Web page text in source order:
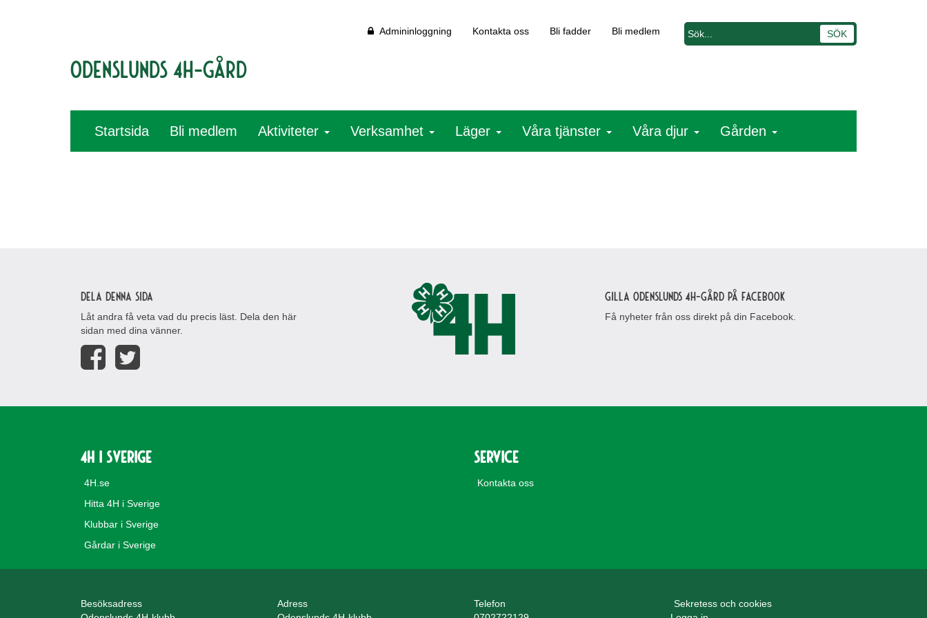
Odenslunds 4H-gård
Admininloggning Kontakta oss Bli fadder Bli medlem
Startsida Bli medlem Aktiviteter Verksamhet Läger Våra tjänster Våra djur Gården
Dela denna sida
Låt andra få veta vad du precis läst. Dela den här
sidan med dina vänner.
Gilla Odenslunds 4H-gård på Facebook
Få nyheter från oss direkt på din Facebook.
4H i Sverige
4H.se
Hitta 4H i Sverige
Klubbar i Sverige
Gårdar i Sverige
Service
Kontakta oss
Besöksadress
Adress
Telefon
Sekretess och cookies